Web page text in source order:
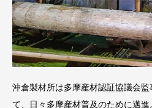
沖倉製材所は多摩産材認証協議会
て、日々多摩産材普及のために邁進。